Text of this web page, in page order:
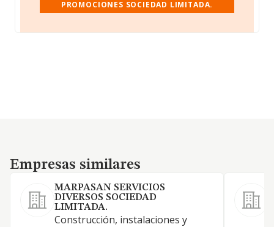
PROMOCIONES SOCIEDAD LIMITADA.
Empresas similares
Empresas similares
MARPASAN SERVICIOS
DIVERSOS SOCIEDAD
LIMITADA.
Construcción, instalaciones y